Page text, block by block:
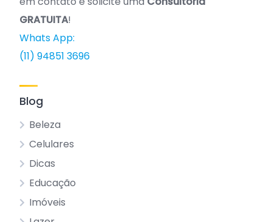
GRATUITA!
Whats App:
(11) 94851 3696
Blog
Beleza
Celulares
Dicas
Educação
Imóveis